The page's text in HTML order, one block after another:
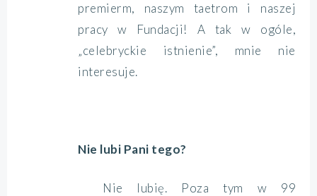
premierm, naszym taetrom i naszej
pracy w Fundacji! A tak w ogóle,
„celebryckie istnienie”, mnie nie
interesuje.
Nie lubi Pani tego?
Nie lubię. Poza tym w 99